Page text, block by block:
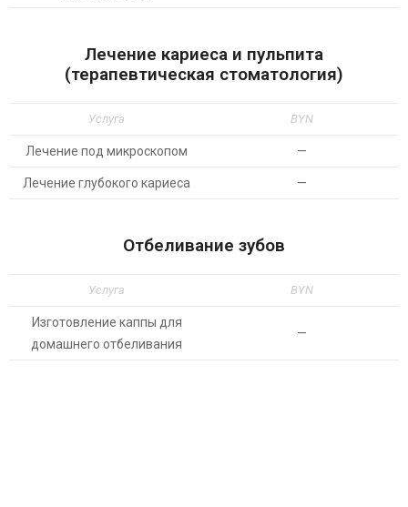
Лечение кариеса и пульпита
(терапевтическая стоматология)
Услуга BYN
Лечение под микроскопом —
Лечение глубокого кариеса —
Отбеливание зубов
Услуга BYN
Изготовление каппы для
домашнего отбеливания
—